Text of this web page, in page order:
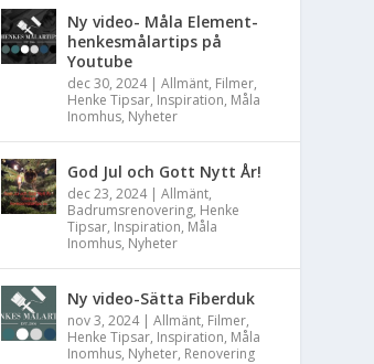
Ny video- Måla Element-
henkesmålartips på
Youtube
dec 30, 2024|Allmänt, Filmer,
Henke Tipsar, Inspiration, Måla
Inomhus, Nyheter
God Jul och Gott Nytt År!
dec 23, 2024|Allmänt,
Badrumsrenovering, Henke
Tipsar, Inspiration, Måla
Inomhus, Nyheter
Ny video-Sätta Fiberduk
nov 3, 2024|Allmänt, Filmer,
Henke Tipsar, Inspiration, Måla
Inomhus, Nyheter, Renovering